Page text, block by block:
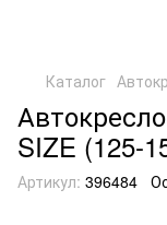
Каталог
SIZE (125-
Артикул: 396484